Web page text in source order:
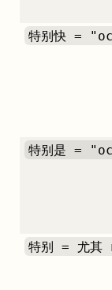
特别快 =
特别是 =
特别 = 尤其